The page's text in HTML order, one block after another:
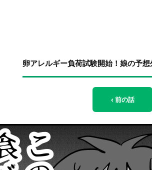
卵アレルギー負荷試験開始！娘の予
‹ 前の話